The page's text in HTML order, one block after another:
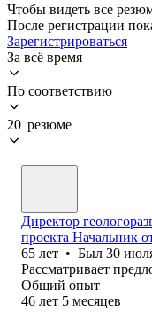
Чтобы видеть все
После регистрации
Зарегистрироваться
За всё время
По соответствию
20 резюме
Директор
проекта Начальник
65 лет • Был 30
Рассматривает
Общий опыт
46 лет 5 месяцев